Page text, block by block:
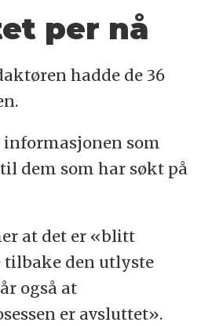
per nå
hadde de 36
som
dem som har søkt på
at det er «blitt
den utlyste
også at
er avsluttet».